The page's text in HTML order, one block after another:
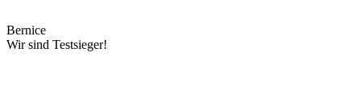
Bernice
Wir sind Testsieger!